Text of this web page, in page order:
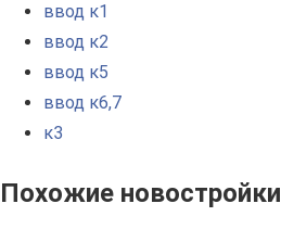
ввод к1
ввод к2
ввод к5
ввод к6,7
к3
Похожие новостройки